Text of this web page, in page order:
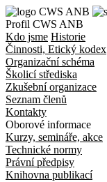
Profil CWS ANB
Kdo jsme Historie
Činnosti, Etický kodex
Organizační schéma
Školicí střediska
Zkušební organizace
Seznam členů
Kontakty
Oborové informace
Kurzy, semináře, akce
Technické normy
Právní předpisy
Knihovna publikací